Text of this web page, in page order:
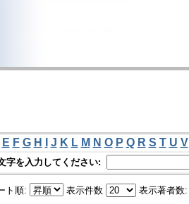
E F G H J K L M N O P Q R S T U V
字を入力してください:
ト順: 表示件数 表示著者数: